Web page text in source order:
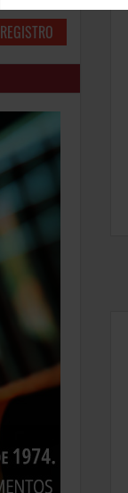
REGISTRO